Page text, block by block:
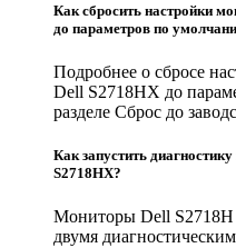
Как сбросить настройки
до параметров по
Подробнее о сбросе
Dell S2718HX до
разделе Сброс до
Как запустить
S2718HX?
Мониторы Dell
двумя